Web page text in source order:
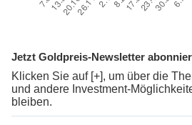
Jetzt Goldpreis-Newsletter
Klicken Sie auf [+], um über die
und andere Investment-
bleiben.